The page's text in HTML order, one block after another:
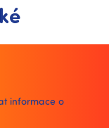
informace o